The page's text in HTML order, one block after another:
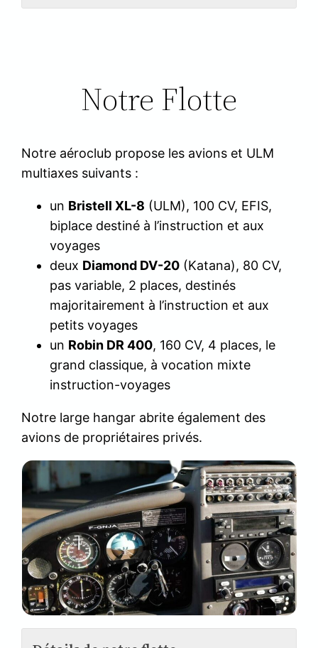
Notre Flotte
Notre aéroclub propose les avions et ULM
multiaxes suivants :
un Bristell XL-8 (ULM), 100 CV, EFIS,
biplace destiné à l’instruction et aux
voyages
deux Diamond DV-20 (Katana), 80 CV,
pas variable, 2 places, destinés
majoritairement à l’instruction et aux
petits voyages
un Robin DR 400, 160 CV, 4 places, le
grand classique, à vocation mixte
instruction-voyages
Notre large hangar abrite également des
avions de propriétaires privés.